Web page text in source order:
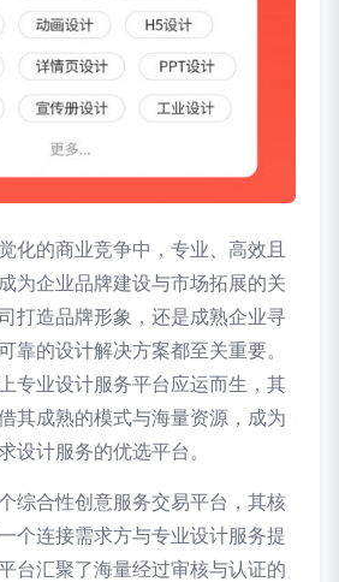
化的商业竞争中，专业、高效且
为企业品牌建设与市场拓展的关
打造品牌形象，还是成熟企业寻
靠的设计解决方案都至关重要。
专业设计服务平台应运而生，其
其成熟的模式与海量资源，成为
设计服务的优选平台。
综合性创意服务交易平台，其核
个连接需求方与专业设计服务提
台汇聚了海量经过审核与认证的